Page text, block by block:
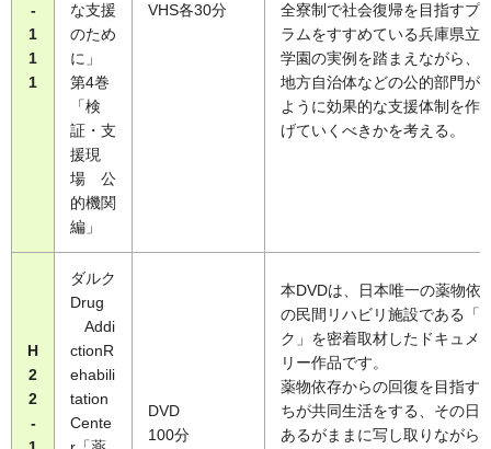
-
1
1
1
な支援
のため
に」
第4巻
「検
証・支
援現
場 公
的機関
編」
VHS各30分
全寮制で社会復帰を目指すプ
ラムをすすめている兵庫県立
学園の実例を踏まえながら、
地方自治体などの公的部門が
ように効果的な支援体制を作
げていくべきかを考える。
H
2
2
-
ダルク
Drug
Addi
ctionR
ehabili
tation
Cente
DVD
100分
本DVDは、日本唯一の薬物依
の民間リハビリ施設である「
ク」を密着取材したドキュメ
リー作品です。
薬物依存からの回復を目指す
ちが共同生活をする、その日
あるがままに写し取りながら